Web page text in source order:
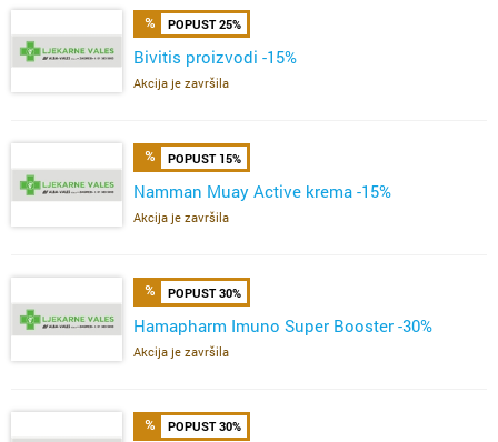
POPUST 25%
Bivitis proizvodi -15%
Akcija je završila
POPUST 15%
Namman Muay Active krema -15%
Akcija je završila
POPUST 30%
Hamapharm Imuno Super Booster -30%
Akcija je završila
POPUST 30%